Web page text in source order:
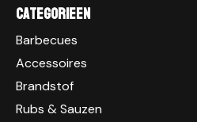
Categorieen
Barbecues
Accessoires
Brandstof
Rubs & Sauzen